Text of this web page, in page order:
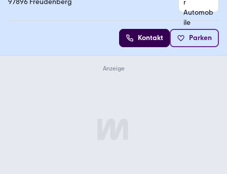
97896 Freudenberg
Kontakt Parken